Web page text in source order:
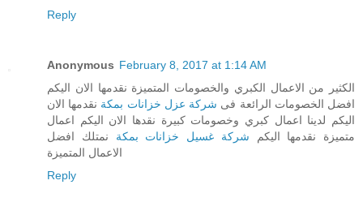
Reply
Anonymous February 8, 2017 at 1:14 AM
الكثير من الاعمال الكبري والخصومات المتميزة نقدمها الان اليكم
افضل الخصومات الرائعة فى شركة عزل خزانات بمكة نقدمها الان
اليكم لدينا اعمال كبري وخصومات كبيرة نقدها الان اليكم اعمال
متميزة نقدمها اليكم شركة غسيل خزانات بمكة نمتلك افضل
الاعمال المتميزة
Reply